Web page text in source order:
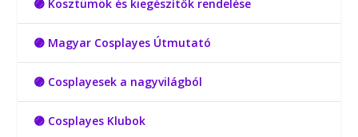
🟣 Kosztümök és kiegészítők rendelése
🟣 Magyar Cosplayes Útmutató
🟣 Cosplayesek a nagyvilágból
🟣 Cosplayes Klubok